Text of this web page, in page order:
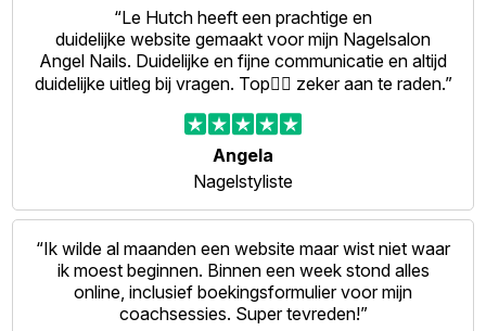
“Le Hutch heeft een prachtige en
duidelijke website gemaakt voor mijn Nagelsalon
Angel Nails. Duidelijke en fijne communicatie en altijd
duidelijke uitleg bij vragen. Top👍🏻 zeker aan te raden.”
Angela
Nagelstyliste
“Ik wilde al maanden een website maar wist niet waar
ik moest beginnen. Binnen een week stond alles
online, inclusief boekingsformulier voor mijn
coachsessies. Super tevreden!”